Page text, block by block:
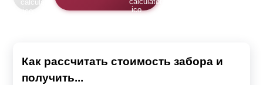
Как рассчитать стоимость забора и
получить...